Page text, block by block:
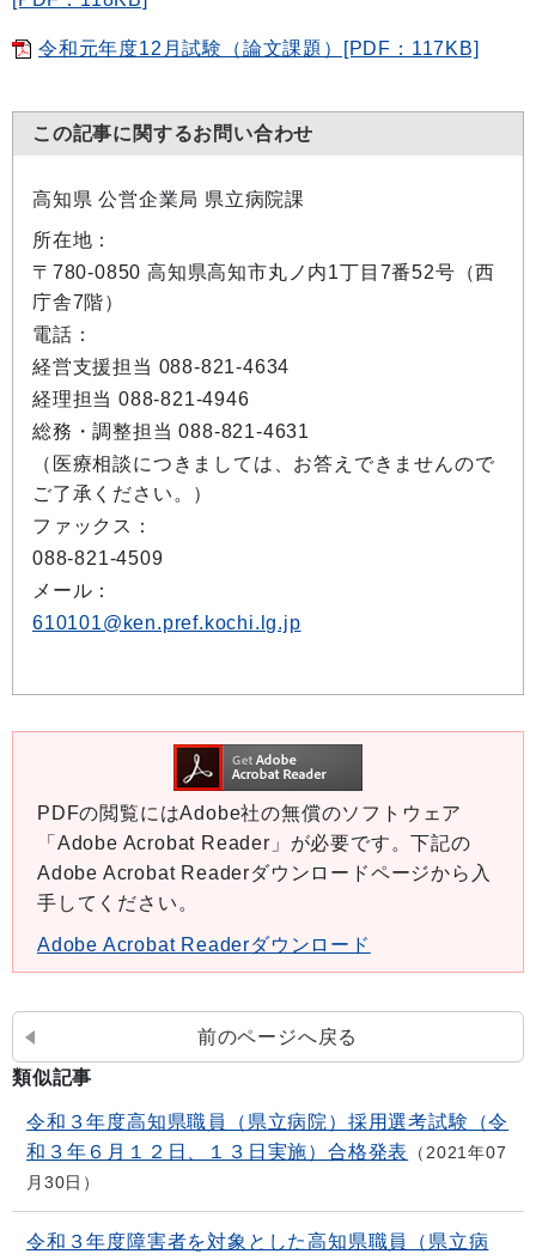
令和元年度12月試験（論文課題）[PDF：117KB]
この記事に関するお問い合わせ
高知県 公営企業局 県立病院課
所在地：
〒780-0850 高知県高知市丸ノ内1丁目7番52号（西
庁舎7階）
電話：
経営支援担当 088-821-4634
経理担当 088-821-4946
総務・調整担当 088-821-4631
（医療相談につきましては、お答えできませんので
ご了承ください。）
ファックス：
088-821-4509
メール：
610101@ken.pref.kochi.lg.jp
PDFの閲覧にはAdobe社の無償のソフトウェア
「Adobe Acrobat Reader」が必要です。下記の
Adobe Acrobat Readerダウンロードページから入
手してください。
Adobe Acrobat Readerダウンロード
前のページへ戻る
類似記事
令和３年度高知県職員（県立病院）採用選考試験（令
和３年６月１２日、１３日実施）合格発表
2021年07
月30日
令和３年度障害者を対象とした高知県職員（県立病